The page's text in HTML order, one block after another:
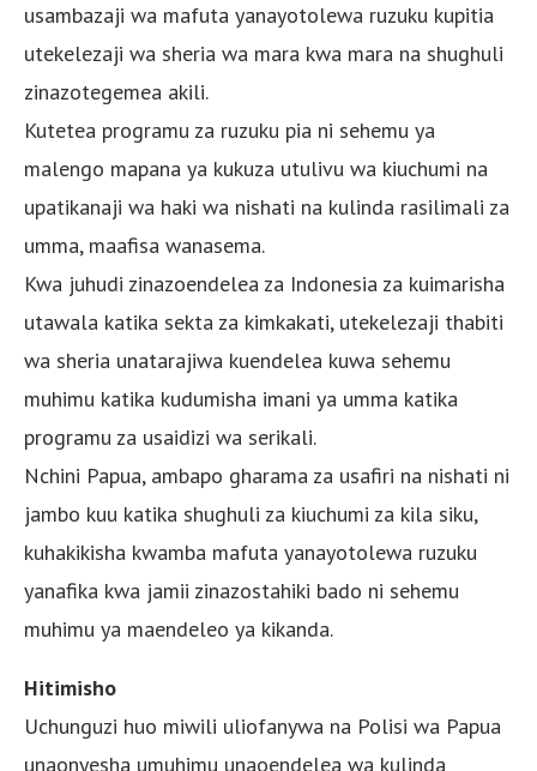
usambazaji wa mafuta yanayotolewa ruzuku kupitia
utekelezaji wa sheria wa mara kwa mara na shughuli
zinazotegemea akili.
Kutetea programu za ruzuku pia ni sehemu ya
malengo mapana ya kukuza utulivu wa kiuchumi na
upatikanaji wa haki wa nishati na kulinda rasilimali za
umma, maafisa wanasema.
Kwa juhudi zinazoendelea za Indonesia za kuimarisha
utawala katika sekta za kimkakati, utekelezaji thabiti
wa sheria unatarajiwa kuendelea kuwa sehemu
muhimu katika kudumisha imani ya umma katika
programu za usaidizi wa serikali.
Nchini Papua, ambapo gharama za usafiri na nishati ni
jambo kuu katika shughuli za kiuchumi za kila siku,
kuhakikisha kwamba mafuta yanayotolewa ruzuku
yanafika kwa jamii zinazostahiki bado ni sehemu
muhimu ya maendeleo ya kikanda.
Hitimisho
Uchunguzi huo miwili uliofanywa na Polisi wa Papua
unaonyesha umuhimu unaoendelea wa kulinda